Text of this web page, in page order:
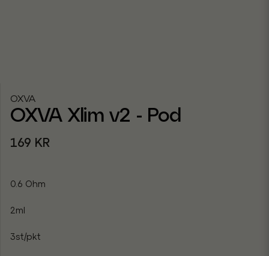
OXVA
OXVA Xlim v2 - Pod
169 KR
0.6 Ohm
2ml
3st/pkt